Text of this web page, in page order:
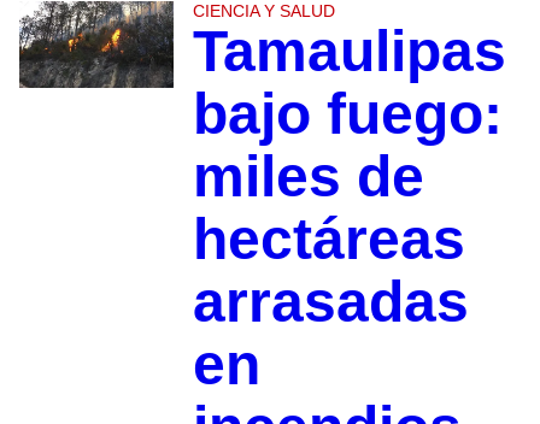
CIENCIA Y SALUD
Tamaulipas
bajo fuego:
miles de
hectáreas
arrasadas
en